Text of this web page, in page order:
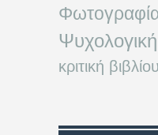
κριτική βιβλίου